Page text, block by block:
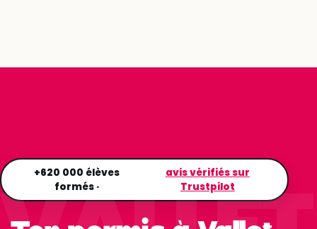
+620 000 élèves
formés ·
avis vérifiés sur
Trustpilot